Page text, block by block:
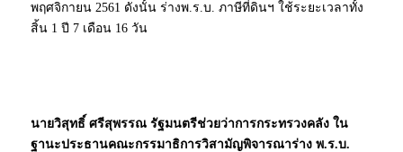
พฤศจิกายน 2561 ดังนั้น ร่างพ.ร.บ. ภาษีที่ดินฯ ใช้ระยะเวลาทั้ง
สิ้น 1 ปี 7 เดือน 16 วัน
นายวิสุทธิ์ ศรีสุพรรณ รัฐมนตรีช่วยว่าการกระทรวงคลัง ใน
ฐานะประธานคณะกรรมาธิการวิสามัญพิจารณาร่าง พ.ร.บ.